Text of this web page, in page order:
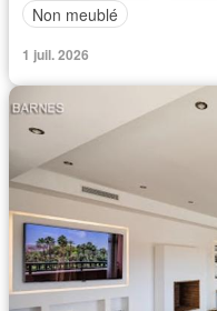
Non meublé
1 juil. 2026